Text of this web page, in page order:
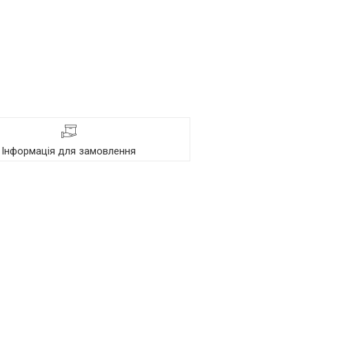
Інформація для замовлення